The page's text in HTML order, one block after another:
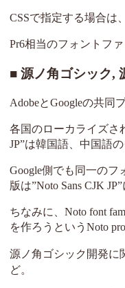
CSSで指定する場合は
Pr6相当のフォントフ
源ノ角ゴシック,
AdobeとGoogleの共同
各国のローカライズさ
JP”は韓国語、中国語
Google側でも同一のフ
版は”Noto Sans CJK JP”
ちなみに、Noto font
を作ろうというNoto
源ノ角ゴシック開発に
ど。